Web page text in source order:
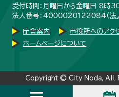
受付時間：月曜日から金曜日 8時
法人番号：4000020122084（法
庁舎案内 市役所へのアク
ホームページについて
Copyright © City Noda, All